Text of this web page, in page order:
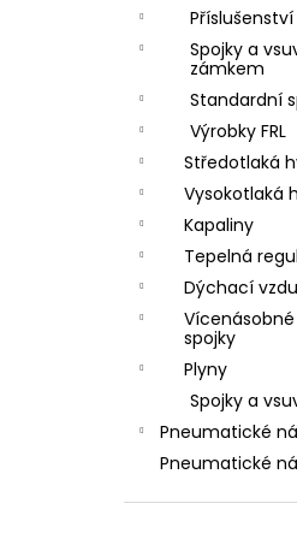
Příslušenství
Spojky a
zámkem
Standardní
Výrobky FRL
Středotlaká
Vysokotlaká
Kapaliny
Tepelná
Dýchací
spojky
Plyny
Spojky a
Pneumatické
Pneumatické